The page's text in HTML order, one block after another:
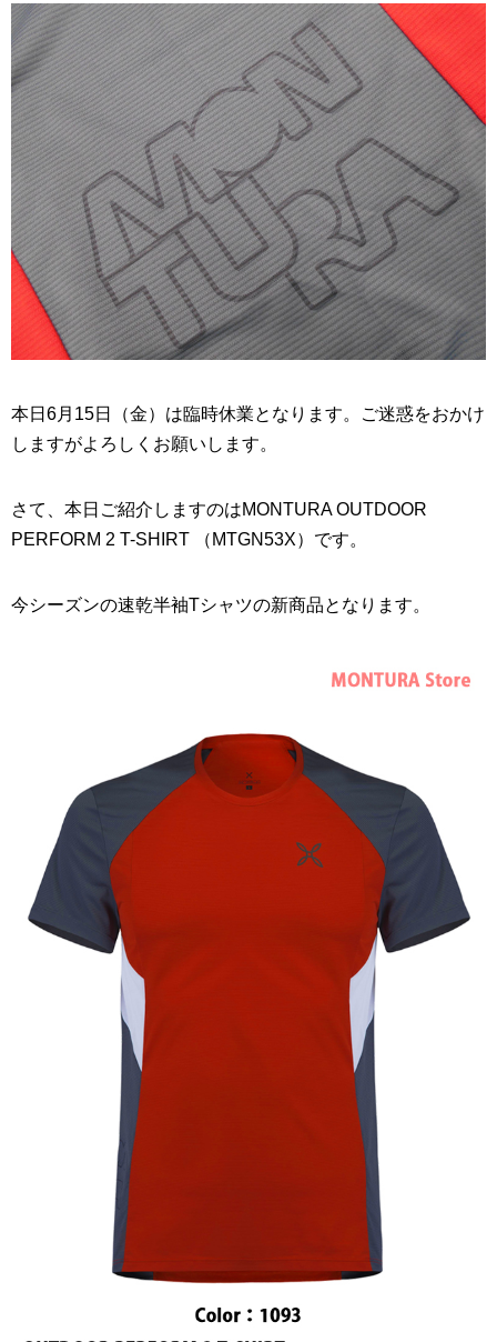
本日6月15日（金）は臨時休業となります。ご迷惑をおかけ
しますがよろしくお願いします。
さて、本日ご紹介しますのはMONTURA OUTDOOR
PERFORM 2 T-SHIRT （MTGN53X）です。
今シーズンの速乾半袖Tシャツの新商品となります。